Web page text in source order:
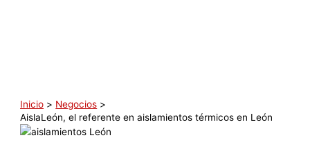
Inicio
Negocios
AislaLeón, el referente en aislamientos térmicos en León